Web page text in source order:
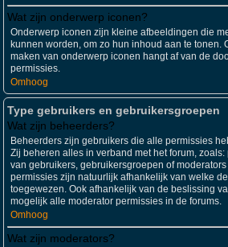
Wat zijn onderwerp iconen?
Onderwerp iconen zijn kleine afbeeldingen die
kunnen worden, om zo hun inhoud aan te tonen.
maken van onderwerp iconen hangt af van de
permissies.
Omhoog
Type gebruikers en gebruikersgroepen
Wat zijn beheerders?
Beheerders zijn gebruikers die alle permissies
Zij beheren alles in verband met het forum,
van gebruikers, gebruikersgroepen of
permissies zijn natuurlijk afhankelijk van welke
toegewezen. Ook afhankelijk van de beslissing
mogelijk alle moderator permissies in de forums.
Omhoog
Wat zijn moderators?